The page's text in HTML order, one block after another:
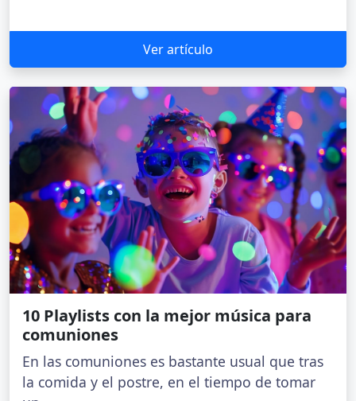
Ver artículo
10 Playlists con la mejor música para
comuniones
En las comuniones es bastante usual que tras
la comida y el postre, en el tiempo de tomar